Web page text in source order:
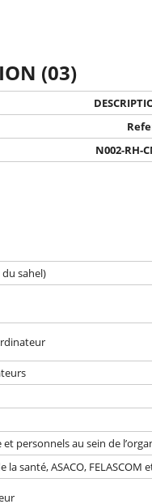
(03)
N002-RH-
sahel)
personnels au sein de
santé, ASACO, FELASCOM